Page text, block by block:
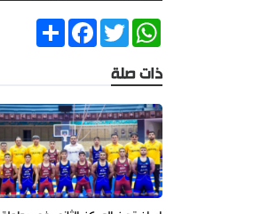
ShareFacebookTwitter
WhatsApp
ذات صلة